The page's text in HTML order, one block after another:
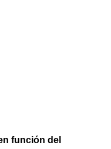
función del